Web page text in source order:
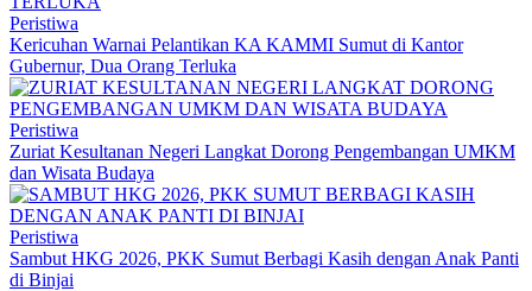
Peristiwa
Kericuhan Warnai Pelantikan KA KAMMI Sumut di Kantor
Gubernur, Dua Orang Terluka
Peristiwa
Zuriat Kesultanan Negeri Langkat Dorong Pengembangan UMKM
dan Wisata Budaya
Peristiwa
Sambut HKG 2026, PKK Sumut Berbagi Kasih dengan Anak Panti
di Binjai